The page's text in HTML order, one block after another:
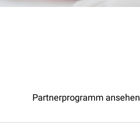
Partnerprogramm ansehen